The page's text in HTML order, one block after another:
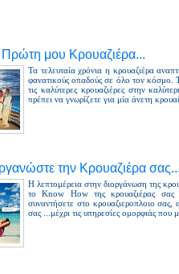
μου Κρουαζιέρα...
Τα τελευταία χρόνια η κρουαζιέρα
φανατικούς οπαδούς σε όλο τον κόσμο.
τις καλύτερες κρουαζιέρες στην
πρέπει να γνωρίζετε για μία άνετη
την Κρουαζιέρα σας...
Η λεπτομέρεια στην διοργάνωση της
το Know How της κρουαζιέρας
συναντήσετε στο κρουαζιεροπλοιο
σας ...μέχρι τις υπηρεσίες ομορφιάς